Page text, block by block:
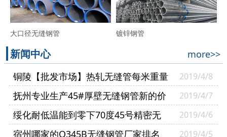
大口径无缝钢管 镀锌钢管
新闻中心
more>>
铜陵【批发市场】热轧无缝管每米重量
【凯泰管业】
2019/4/8
抚州专业生产45#厚壁无缝钢管新的价
格-可非标定做
2019/4/7
绥化耐低温能到零下70度45号精密无
缝管怎么辨别【凯泰管业】
2019/4/6
宿州哪家的Q345B无缝钢管厂家排名 2019/4/5